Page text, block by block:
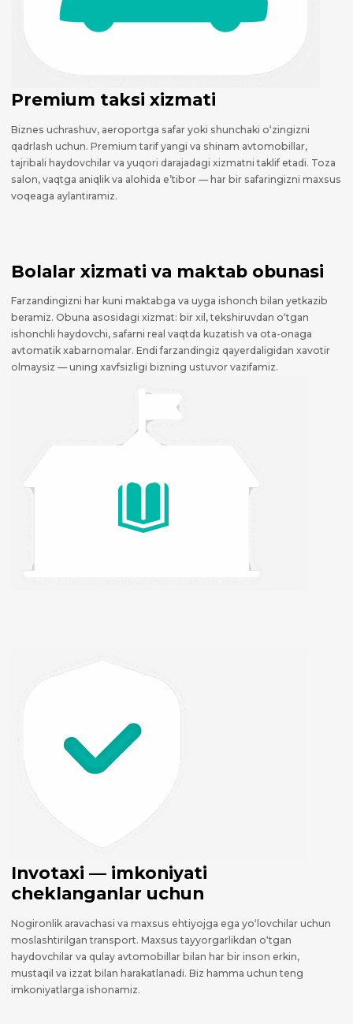
Premium taksi xizmati
Biznes uchrashuv, aeroportga safar yoki shunchaki o‘zingizni
qadrlash uchun. Premium tarif yangi va shinam avtomobillar,
tajribali haydovchilar va yuqori darajadagi xizmatni taklif etadi. Toza
salon, vaqtga aniqlik va alohida e’tibor — har bir safaringizni maxsus
voqeaga aylantiramiz.
Bolalar xizmati va maktab obunasi
Farzandingizni har kuni maktabga va uyga ishonch bilan yetkazib
beramiz. Obuna asosidagi xizmat: bir xil, tekshiruvdan o‘tgan
ishonchli haydovchi, safarni real vaqtda kuzatish va ota-onaga
avtomatik xabarnomalar. Endi farzandingiz qayerdaligidan xavotir
olmaysiz — uning xavfsizligi bizning ustuvor vazifamiz.
Invotaxi — imkoniyati
cheklanganlar uchun
Nogironlik aravachasi va maxsus ehtiyojga ega yo‘lovchilar uchun
moslashtirilgan transport. Maxsus tayyorgarlikdan o‘tgan
haydovchilar va qulay avtomobillar bilan har bir inson erkin,
mustaqil va izzat bilan harakatlanadi. Biz hamma uchun teng
imkoniyatlarga ishonamiz.